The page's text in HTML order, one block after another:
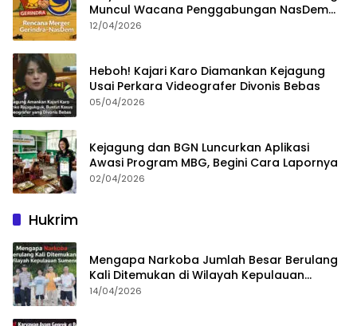
Muncul Wacana Penggabungan NasDem
dan Gerindra
12/04/2026
Heboh! Kajari Karo Diamankan Kejagung
Usai Perkara Videografer Divonis Bebas
05/04/2026
Kejagung dan BGN Luncurkan Aplikasi
Awasi Program MBG, Begini Cara Lapornya
02/04/2026
Hukrim
Mengapa Narkoba Jumlah Besar Berulang
Kali Ditemukan di Wilayah Kepulauan
Sumenep?
14/04/2026